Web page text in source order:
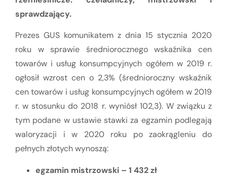
sprawdzający.
Prezes GUS komunikatem z dnia 15 stycznia 2020
roku w sprawie średniorocznego wskaźnika cen
towarów i usług konsumpcyjnych ogółem w 2019 r.
ogłosił wzrost cen o 2,3% (średnioroczny wskaźnik
cen towarów i usług konsumpcyjnych ogółem w 2019
r. w stosunku do 2018 r. wyniósł 102,3). W związku z
tym podane w ustawie stawki za egzamin podlegają
waloryzacji i w 2020 roku po zaokrągleniu do
pełnych złotych wynoszą:
egzamin mistrzowski – 1 432 zł